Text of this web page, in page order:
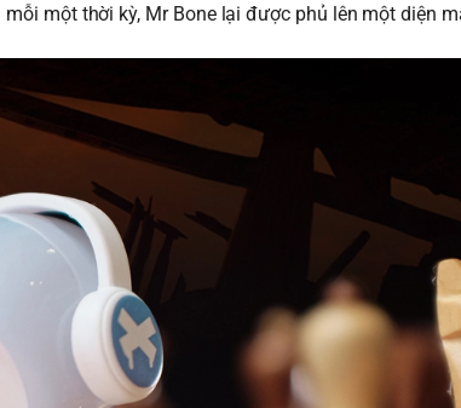
một thời kỳ, Mr Bone lại được phủ lên một diện